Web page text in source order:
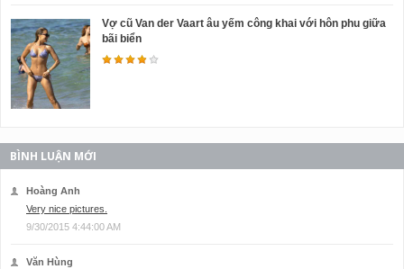
Vợ cũ Van der Vaart âu yếm công khai với hôn phu giữa
bãi biển
BÌNH LUẬN MỚI
Hoàng Anh
Very nice pictures.
9/30/2015 4:44:00 AM
Văn Hùng